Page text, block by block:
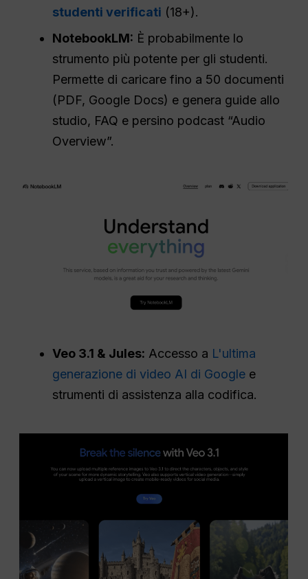
studenti verificati (18+).
NotebookLM: È probabilmente lo
strumento più potente per gli studenti.
Permette di caricare fino a 50 documenti
(PDF, Google Docs) e genera guide allo
studio, FAQ e persino podcast “Audio
Overview”.
Veo 3.1 & Jules: Accesso a L'ultima
generazione di video AI di Google e
strumenti di assistenza alla codifica.